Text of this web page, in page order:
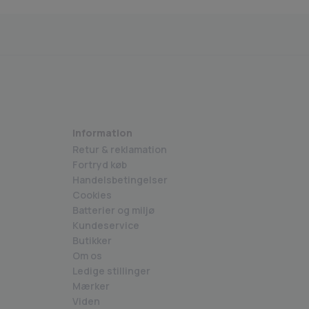
Information
Retur & reklamation
Fortryd køb
Handelsbetingelser
Cookies
Batterier og miljø
Kundeservice
Butikker
Om os
Ledige stillinger
Mærker
Viden